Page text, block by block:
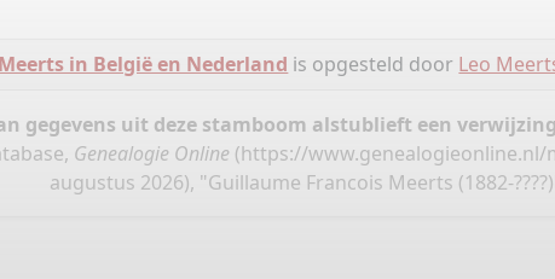
Meerts in België en Nederland is opgesteld door Leo
gegevens uit deze stamboom alstublieft een
Genealogie Online (https://www.genealogieonline.nl/
augustus 2026), "Guillaume Francois Meerts (1882-